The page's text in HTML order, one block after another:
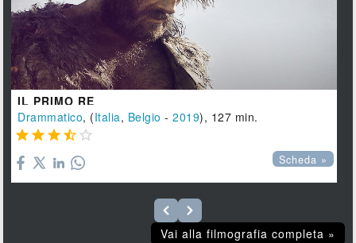
IL PRIMO RE
Drammatico, (Italia, Belgio -2019), 127 min.
    
Scheda »
Vai alla filmografia completa »